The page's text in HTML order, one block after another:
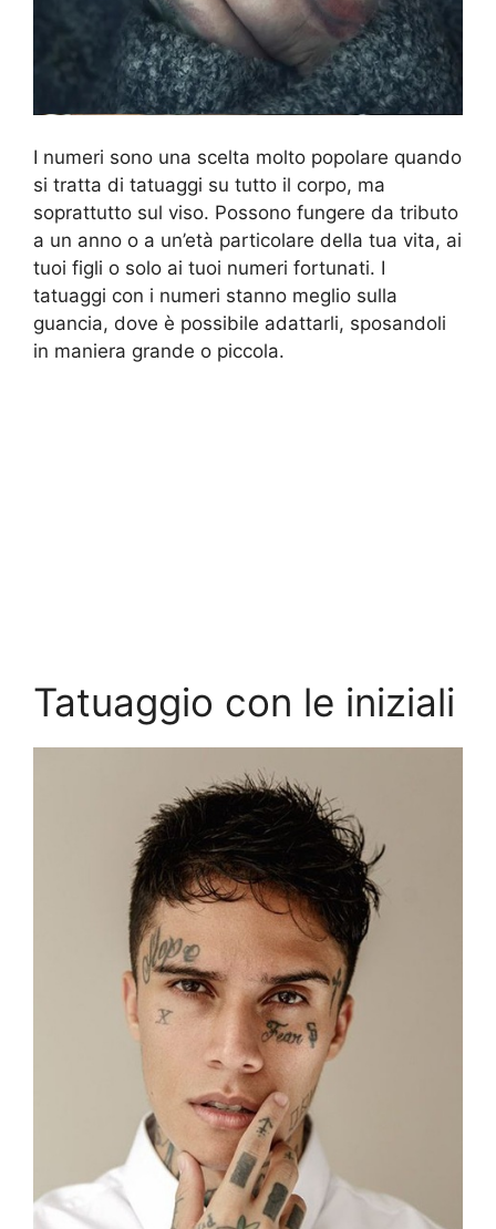
I numeri sono una scelta molto popolare quando
si tratta di tatuaggi su tutto il corpo, ma
soprattutto sul viso. Possono fungere da tributo
a un anno o a un’età particolare della tua vita, ai
tuoi figli o solo ai tuoi numeri fortunati. I
tatuaggi con i numeri stanno meglio sulla
guancia, dove è possibile adattarli, sposandoli
in maniera grande o piccola.
Tatuaggio con le iniziali